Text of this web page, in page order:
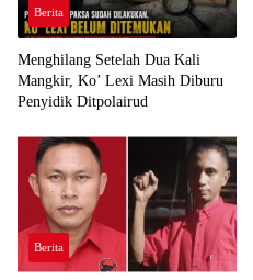
Berita
Menghilang Setelah Dua Kali
Mangkir, Ko’ Lexi Masih Diburu
Penyidik Ditpolairud
Berita